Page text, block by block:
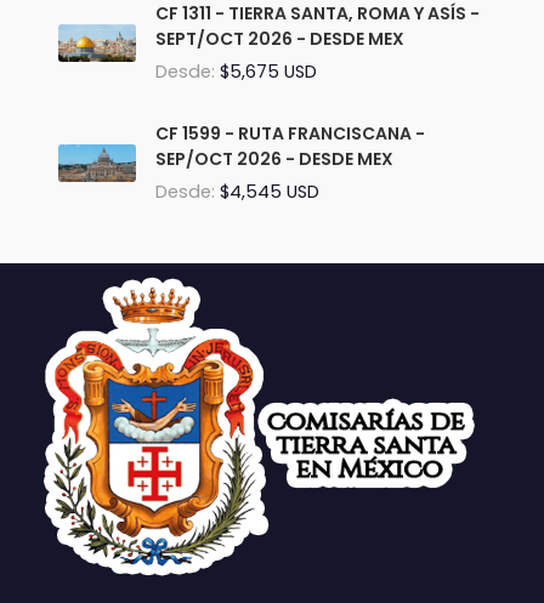
CF 1311 - TIERRA SANTA, ROMA Y ASÍS -
SEPT/OCT 2026 - DESDE MEX
Desde: $5,675 USD
CF 1599 - RUTA FRANCISCANA -
SEP/OCT 2026 - DESDE MEX
Desde: $4,545 USD